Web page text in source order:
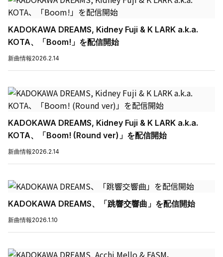
KADOKAWA DREAMS, Kidney Fuji & K LARK a.k.a.
KOTA、「Boom!」を配信開始
新曲情報2026.2.14
KADOKAWA DREAMS, Kidney Fuji & K LARK a.k.a.
KOTA、「Boom! (Round ver)」を配信開始
新曲情報2026.2.14
KADOKAWA DREAMS、「跳響交響曲」を配信開始
新曲情報2026.1.10